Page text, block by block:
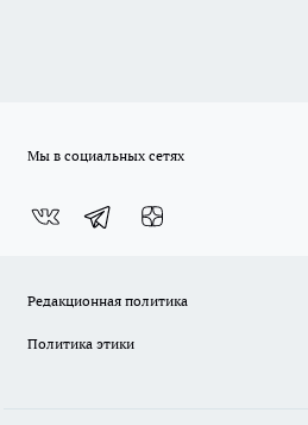
Мы в социальных сетях
Редакционная политика
Политика этики